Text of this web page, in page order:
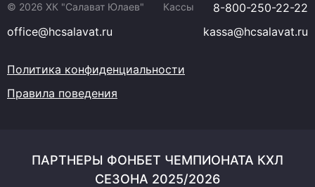
© 2026 ХК "Салават Юлаев" Кассы
8-800-250-22-22
office@hcsalavat.ru
kassa@hcsalavat.ru
Политика конфиденциальности
Правила поведения
ПАРТНЕРЫ ФОНБЕТ ЧЕМПИОНАТА КХЛ
СЕЗОНА 2025/2026